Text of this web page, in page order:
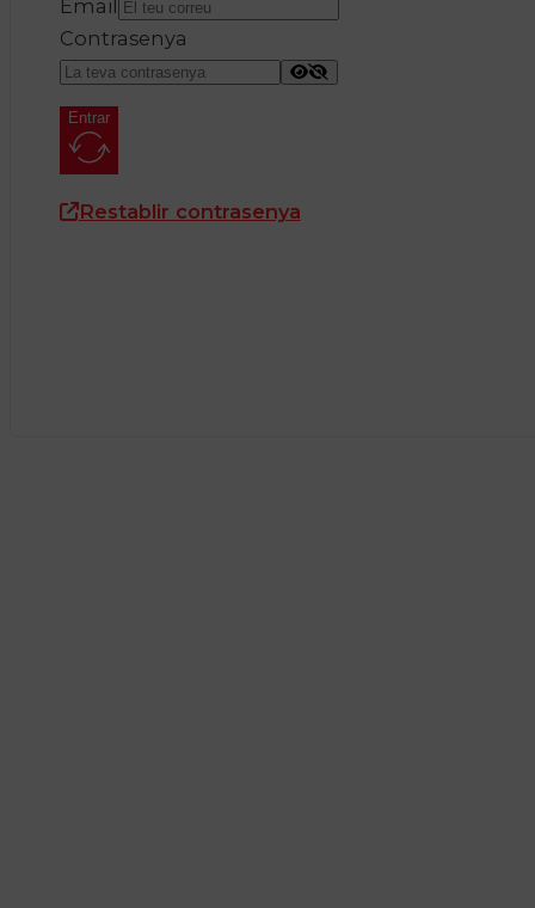
Email
Contrasenya
Entrar
Restablir contrasenya